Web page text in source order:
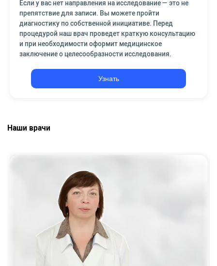
Если у вас нет направления на исследование — это не
препятствие для записи. Вы можете пройти
диагностику по собственной инициативе. Перед
процедурой наш врач проведет краткую консультацию
и при необходимости оформит медицинское
заключение о целесообразности исследования.
Узнать
Наши врачи